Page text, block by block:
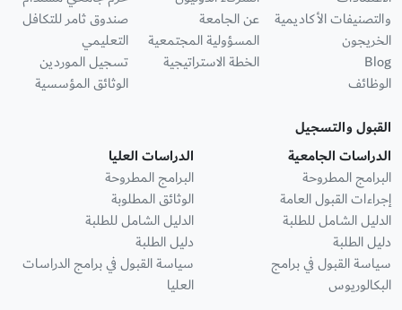
والتصنيفات الأكاديمية
الخريجون
Blog
الوظائف
عن الجامعة
المسؤولية المجتمعية
الخطة الاستراتيجية
صندوق ثامر للتكافل
التعليمي
تسجيل الموردين
الوثائق المؤسسية
القبول والتسجيل
الدراسات الجامعية
البرامج المطروحة
إجراءات القبول العامة
الدليل الشامل للطلبة
دليل الطلبة
سياسة القبول في برامج
البكالوريوس
الدراسات العليا
البرامج المطروحة
الوثائق المطلوبة
الدليل الشامل للطلبة
دليل الطلبة
سياسة القبول في برامج الدراسات
العليا